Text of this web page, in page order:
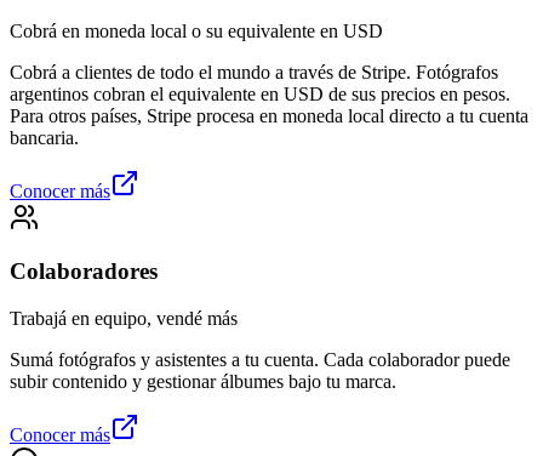
Cobrá en moneda local o su equivalente en USD
Cobrá a clientes de todo el mundo a través de Stripe. Fotógrafos
argentinos cobran el equivalente en USD de sus precios en pesos.
Para otros países, Stripe procesa en moneda local directo a tu cuenta
bancaria.
Conocer más
Colaboradores
Trabajá en equipo, vendé más
Sumá fotógrafos y asistentes a tu cuenta. Cada colaborador puede
subir contenido y gestionar álbumes bajo tu marca.
Conocer más